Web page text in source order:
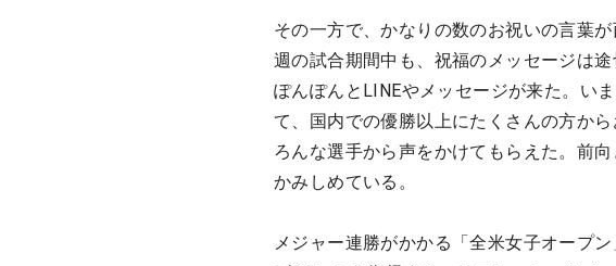
その一方で、かなりの数のお祝いの言葉
週の試合期間中も、祝福のメッセージは
ぽんぽんとLINEやメッセージが来た。い
て、国内での優勝以上にたくさんの方か
ろんな選手から声をかけてもらえた。前
かみしめている。
メジャー連勝がかかる「全米女子オープ